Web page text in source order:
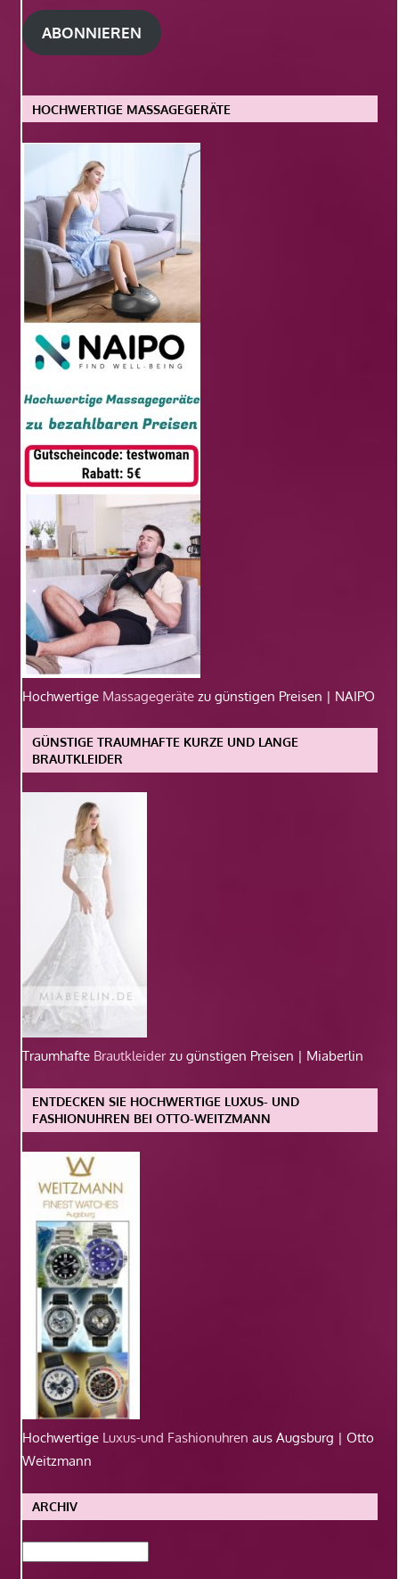
Adresse
ABONNIEREN
HOCHWERTIGE MASSAGEGERÄTE
Hochwertige Massagegeräte zu günstigen Preisen | NAIPO
GÜNSTIGE TRAUMHAFTE KURZE UND LANGE
BRAUTKLEIDER
Traumhafte Brautkleiderzu günstigen Preisen | Miaberlin
ENTDECKEN SIE HOCHWERTIGE LUXUS- UND
FASHIONUHREN BEI OTTO-WEITZMANN
Hochwertige Luxus-und Fashionuhren aus Augsburg | Otto
Weitzmann
ARCHIV